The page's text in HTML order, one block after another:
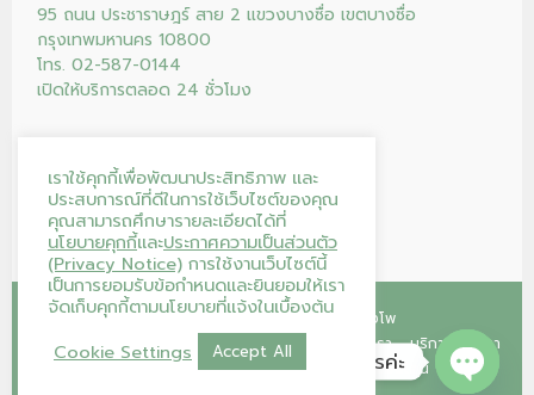
95 ถนน ประชาราษฎร์ สาย 2 แขวงบางซื่อ เขตบางซื่อ
กรุงเทพมหานคร 10800
โทร. 02-587-0144
เปิดให้บริการตลอด 24 ชั่วโมง
Copyright © 2026โรงพยาบาลบางโพ
หน้าแรก
คลินิก โปรแกรม/แพ็กเกจ ร้านค้าของเรา
บริการของเรา
บริจาคโลหิต ติดต่อเรา ลงทะเบียนนัดออนไลน์
เราใช้คุกกี้เพื่อพัฒนาประสิทธิภาพ และ
ประสบการณ์ที่ดีในการใช้เว็บไซต์ของคุณ
คุณสามารถศึกษารายละเอียดได้ที่
นโยบายคุกกี้และประกาศความเป็นส่วนตัว
(Privacy Notice) การใช้งานเว็บไซต์นี้
เป็นการยอมรับข้อกำหนดและยินยอมให้เรา
จัดเก็บคุกกี้ตามนโยบายที่แจ้งในเบื้องต้น
Cookie Settings
Accept All
โรงพยาบาลบางโพ ยินดีให้บริการค่ะ